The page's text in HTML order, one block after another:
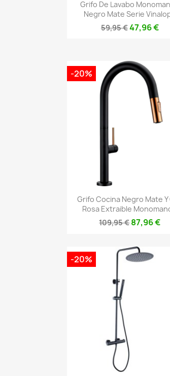
Grifo De Lavabo
Negro Mate Serie
59,95 €47,96 €
Vista rápida
Grifo Cocina Negro Mate Y
Rosa Extraible
109,95 €87,96 €
-20%
-20%